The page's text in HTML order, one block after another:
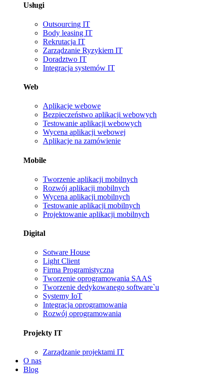
Usługi
Outsourcing IT
Body leasing IT
Rekrutacja IT
Zarządzanie Ryzykiem IT
Doradztwo IT
Integracja systemów IT
Web
Aplikacje webowe
Bezpieczeństwo aplikacji webowych
Testowanie aplikacji webowych
Wycena aplikacji webowej
Aplikacje na zamówienie
Mobile
Tworzenie aplikacji mobilnych
Rozwój aplikacji mobilnych
Wycena aplikacji mobilnych
Testowanie aplikacji mobilnych
Projektowanie aplikacji mobilnych
Digital
Sotware House
Light Client
Firma Programistyczna
Tworzenie oprogramowania SAAS
Tworzenie dedykowanego software`u
Systemy IoT
Integracja oprogramowania
Rozwój oprogramowania
Projekty IT
Zarządzanie projektami IT
O nas
Blog